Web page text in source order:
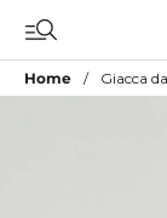
contenuto
Home Giacca
Aggiungi a